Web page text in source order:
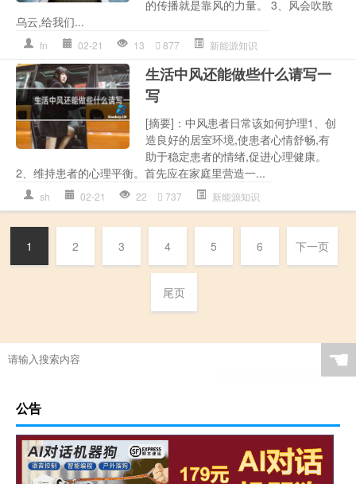
的传播就是靠风的力量。 3、风会吹散
乌云,给我们...
fn 02-21 13 877 新能源知识
生活中风还能做些什么请写一
写
[摘要]：中风患者日常该如何护理1、创
造良好的居室环境,使患者心情舒畅,有
助于稳定患者的情绪,促进心理健康。
2、维持患者的心理平衡。首先应在家庭里营造一...
sh 02-21 22 737 新能源知识
1 2 3 4 5 6 下一页
尾页
☚
公告